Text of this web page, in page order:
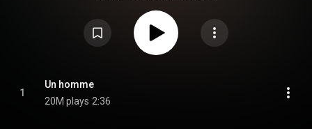
1
Un homme
20M plays 2:36